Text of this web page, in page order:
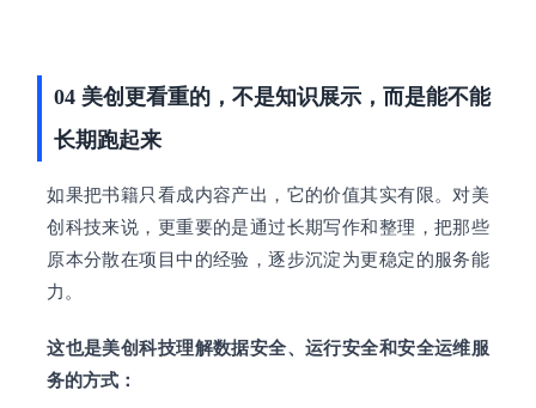
04 美创更看重的，不是知识展示，而是能不能
长期跑起来
如果把书籍只看成内容产出，它的价值其实有限。对美
创科技来说，更重要的是通过长期写作和整理，把那些
原本分散在项目中的经验，逐步沉淀为更稳定的服务能
力。
这也是美创科技理解数据安全、运行安全和安全运维服
务的方式：